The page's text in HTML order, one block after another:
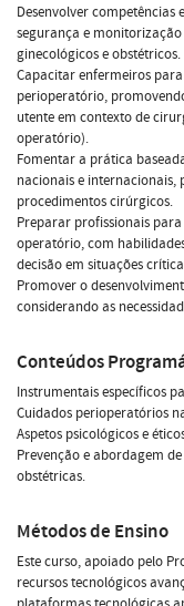
Desenvolver
segurança e
ginecológicos e obstétricos.
Capacitar enfermeiros
perioperatório,
utente em contexto de
operatório).
Fomentar a prática
nacionais e
procedimentos cirúrgicos.
Preparar profissionais
operatório, com
decisão em situações
Promover o
considerando as
Conteúdos
Instrumentais específicos
Cuidados perioperatórios
Aspetos psicológicos e
Prevenção e abordagem
obstétricas.
Métodos de Ensino
Este curso, apoiado pelo
recursos tecnológicos